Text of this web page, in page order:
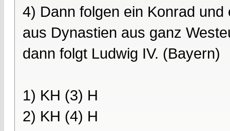
4) Dann folgen ein Konrad
aus Dynastien aus ganz
dann folgt Ludwig IV. (Bayern)
1) KH (3) H
2) KH (4) H